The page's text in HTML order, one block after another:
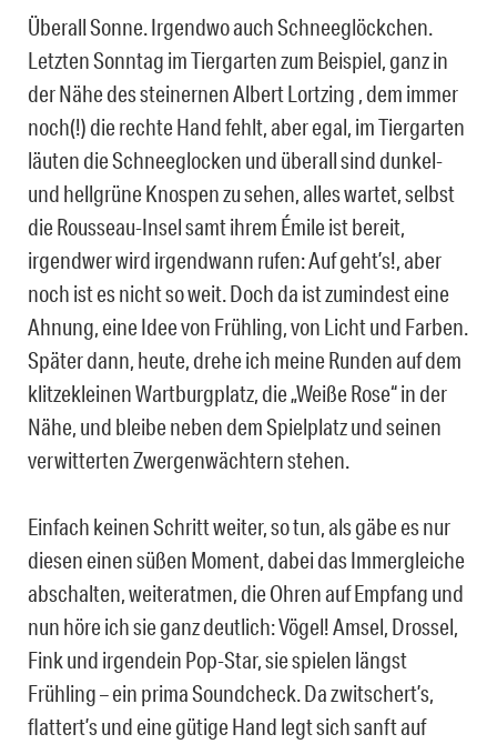
Überall Sonne. Irgendwo auch Schneeglöckchen.
Letzten Sonntag im Tiergarten zum Beispiel, ganz in
der Nähe des steinernen Albert Lortzing , dem immer
noch(!) die rechte Hand fehlt, aber egal, im Tiergarten
läuten die Schneeglocken und überall sind dunkel-
und hellgrüne Knospen zu sehen, alles wartet, selbst
die Rousseau-Insel samt ihrem Émile ist bereit,
irgendwer wird irgendwann rufen: Auf geht’s!, aber
noch ist es nicht so weit. Doch da ist zumindest eine
Ahnung, eine Idee von Frühling, von Licht und Farben.
Später dann, heute, drehe ich meine Runden auf dem
klitzekleinen Wartburgplatz, die „Weiße Rose“ in der
Nähe, und bleibe neben dem Spielplatz und seinen
verwitterten Zwergenwächtern stehen.
Einfach keinen Schritt weiter, so tun, als gäbe es nur
diesen einen süßen Moment, dabei das Immergleiche
abschalten, weiteratmen, die Ohren auf Empfang und
nun höre ich sie ganz deutlich: Vögel! Amsel, Drossel,
Fink und irgendein Pop-Star, sie spielen längst
Frühling – ein prima Soundcheck. Da zwitschert’s,
flattert’s und eine gütige Hand legt sich sanft auf